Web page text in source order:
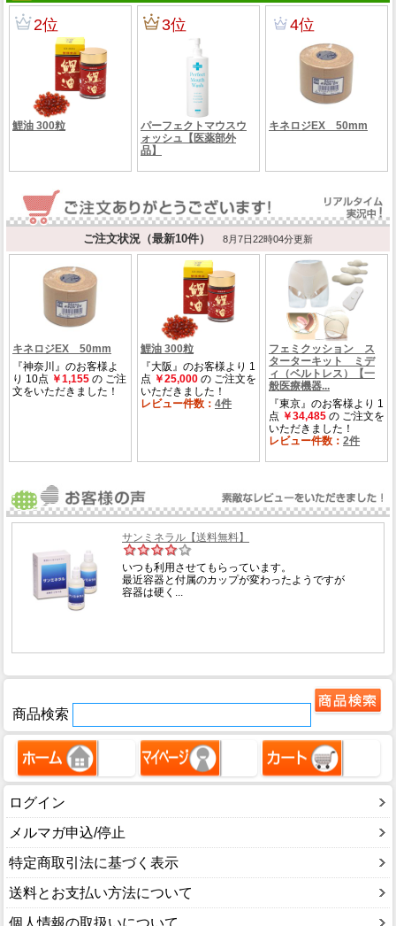
商品検索
ログイン
メルマガ申込/停止
特定商取引法に基づく表示
送料とお支払い方法について
個人情報の取扱いについて